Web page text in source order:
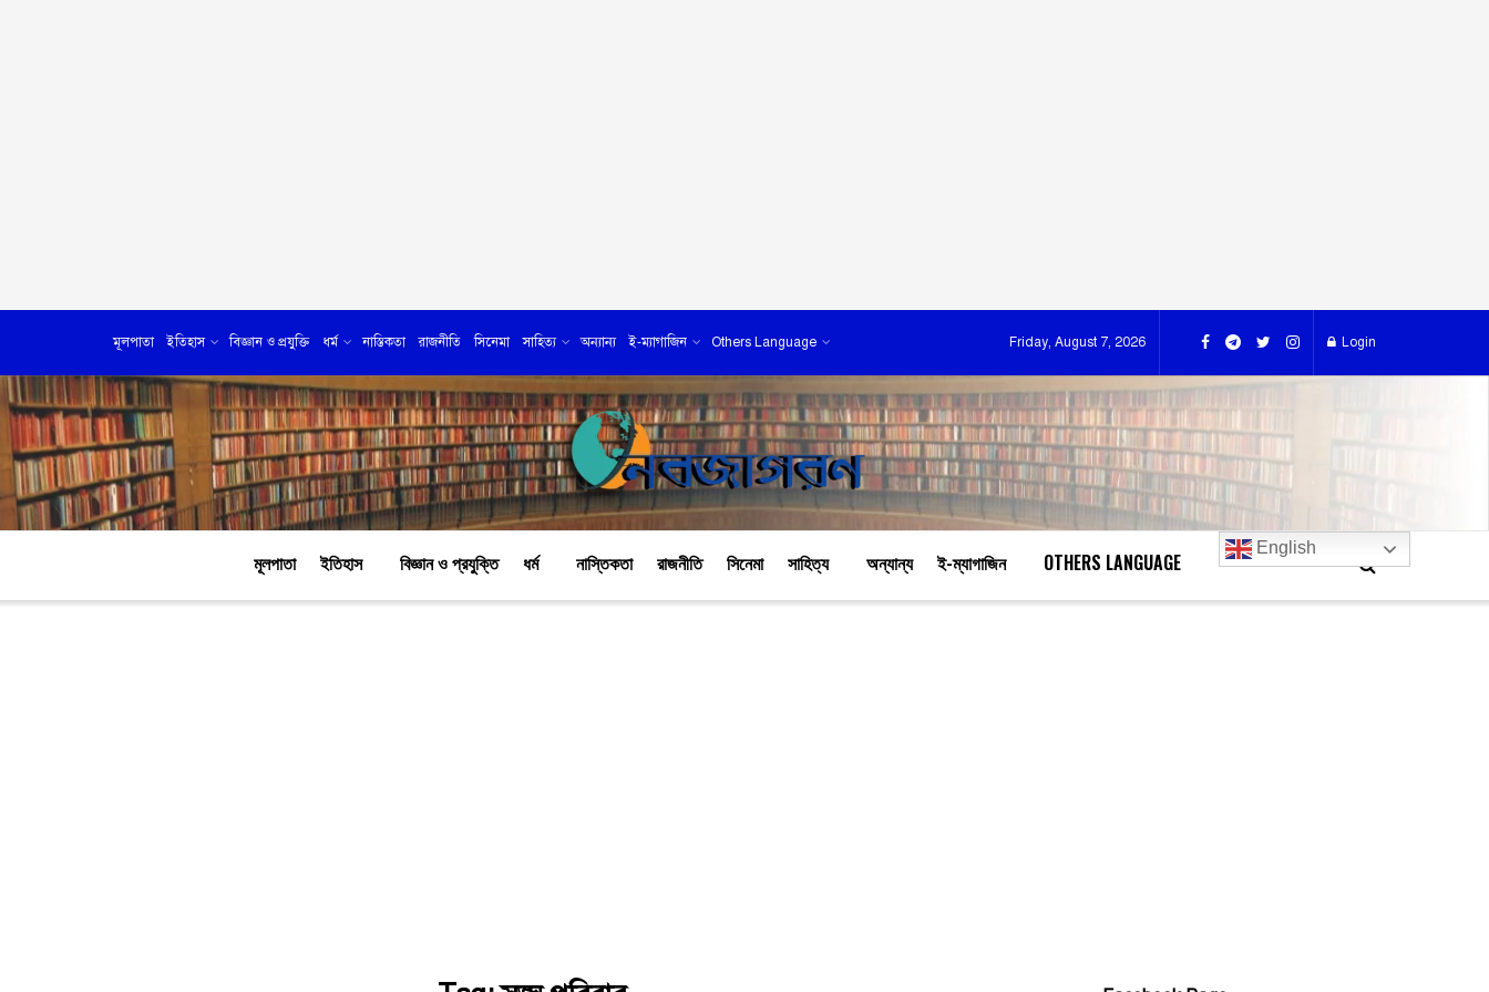
মূলপাতা ইতিহাস বিজ্ঞান ও প্রযুক্তি ধর্ম নাস্তিকতা রাজনীতি সিনেমা সাহিত্য অন্যান্য ই-ম্যাগাজিন Others Language Friday, August 7, 2026 Login
মূলপাতা ইতিহাস বিজ্ঞান ও প্রযুক্তি ধর্ম নাস্তিকতা রাজনীতি সিনেমা সাহিত্য অন্যান্য ই-ম্যাগাজিন OTHERS LANGUAGE
English